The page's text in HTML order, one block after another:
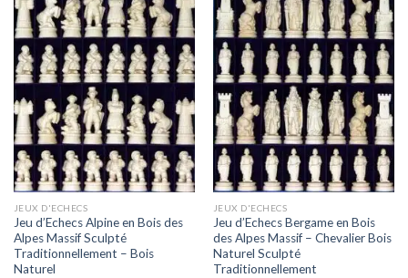
JEUX D'ECHECS
Jeu d’Echecs Alpine en Bois des
Alpes Massif Sculpté
Traditionnellement – Bois
Naturel
JEUX D'ECHECS
Jeu d’Echecs Bergame en Bois
des Alpes Massif – Chevalier Bois
Naturel Sculpté
Traditionnellement